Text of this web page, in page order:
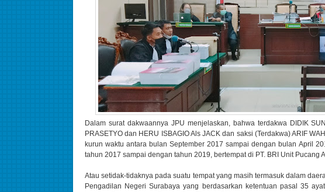
Dalam surat dakwaannya JPU menjelaskan, bahwa terdakwa DIDIK
PRASETYO dan HERU ISBAGIO Als JACK dan saksi (Terdakwa) ARIF
kurun waktu antara bulan September 2017 sampai dengan bulan April
tahun 2017 sampai dengan tahun 2019, bertempat di PT. BRI Unit Pucang
Atau setidak-tidaknya pada suatu tempat yang masih termasuk dalam
Pengadilan Negeri Surabaya yang berdasarkan ketentuan pasal 35